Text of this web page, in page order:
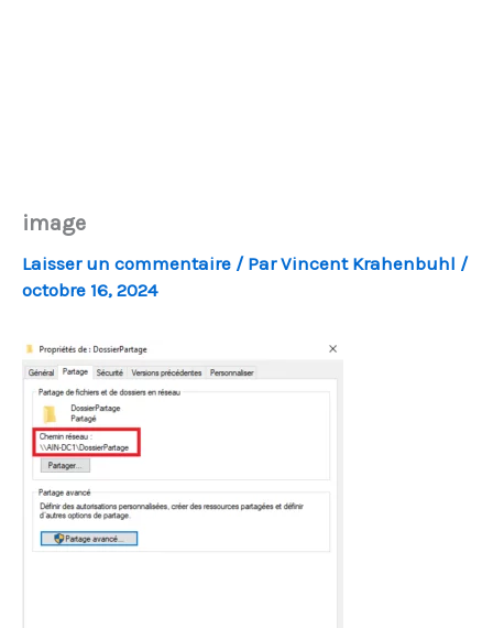
image
Laisser un commentaire / ParVincent Krahenbuhl /
octobre 16, 2024